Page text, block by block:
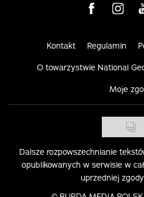
Visit us onVisit us
Kontakt Regulamin
O towarzystwie National
Moje
Dalsze rozpowszechnianie
opublikowanych w serwisie w
uprzedniej